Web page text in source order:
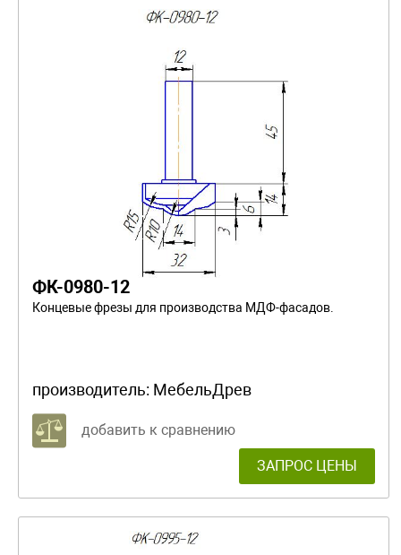
ФК-0980-12
Концевые фрезы для производства МДФ-фасадов.
производитель: МебельДрев
добавить к сравнению
ЗАПРОС ЦЕНЫ